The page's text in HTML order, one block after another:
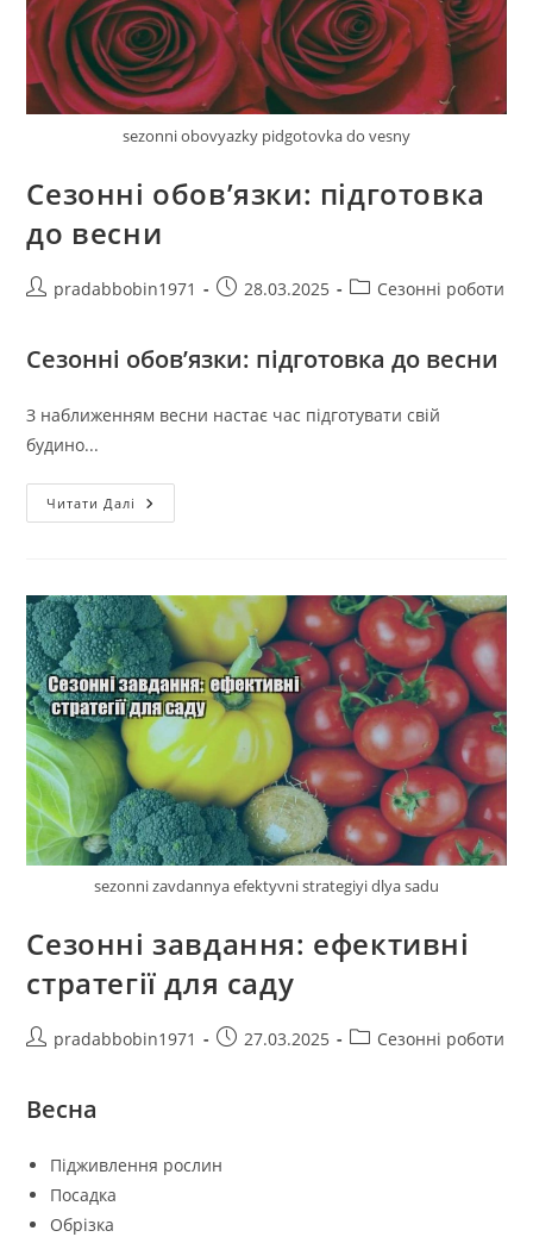
sezonni obovyazky pidgotovka do vesny
Сезонні обов’язки: підготовка
до весни
Авторpradabbobin1971
Запис28.03.2025
Категорія
Сезонні роботи
Сезонні обов’язки: підготовка до весни
З наближенням весни настає час підготувати свій
будино...
Читати Далі Сезонні
Обов’язки:
sezonni zavdannya efektyvni strategiyi dlya sadu
Сезонні завдання: ефективні
стратегії для саду
Авторpradabbobin1971
Запис27.03.2025
Категорія
Сезонні роботи
Весна
Підживлення рослин
Посадка
Обрізка